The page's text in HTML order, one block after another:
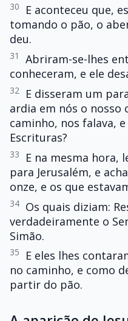
30
E aconteceu que,
tomando o pão, o
deu.
31
Abriram-se-lhes
conheceram, e ele
32
E disseram um
ardia em nós o nosso
caminho, nos falava,
Escrituras?
33
E na mesma hora,
para Jerusalém, e
onze, e os que
34 Os quais diziam:
verdadeiramente o
Simão.
35
E eles lhes
no caminho, e como
partir do pão.